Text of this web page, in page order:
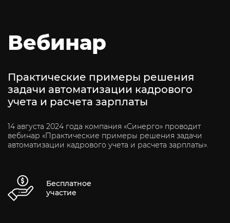
Вебинар
Практические примеры решения
задачи автоматизации кадрового
учета и расчета зарплаты
14 августа 2024 года компания «Синерго» проводит
вебинар «Практические примеры решения задачи
автоматизации кадрового учета и расчета зарплаты».
Бесплатное
участие
ЕЩЁ!